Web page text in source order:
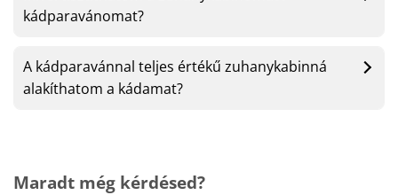
kádparavánomat?
A kádparavánnal teljes értékű zuhanykabinná
alakíthatom a kádamat?
Maradt még kérdésed?